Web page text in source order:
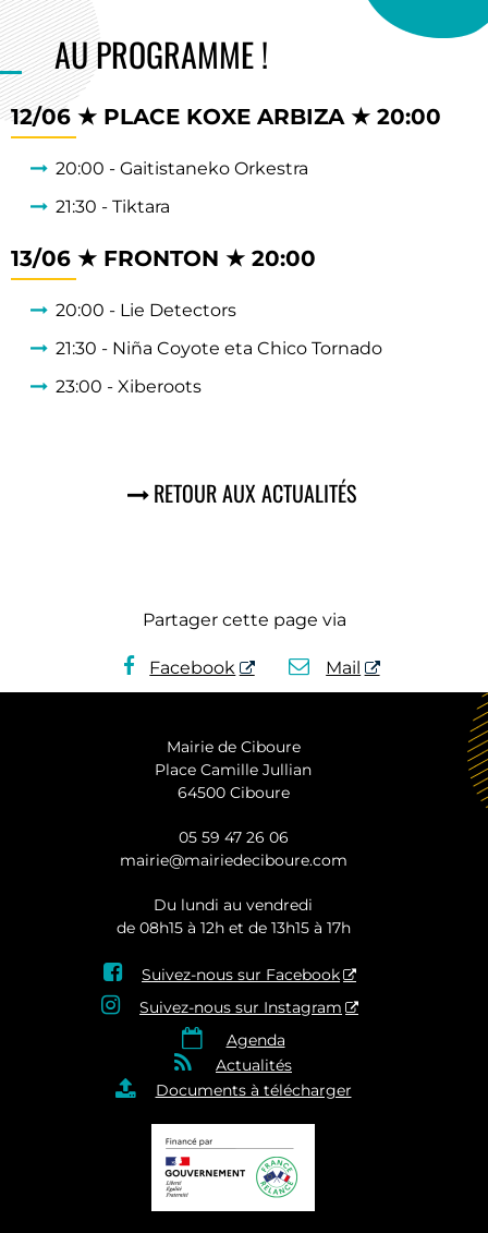
AU PROGRAMME !
12/06 ★ PLACE KOXE ARBIZA ★ 20:00
20:00 - Gaitistaneko Orkestra
21:30 - Tiktara
13/06 ★ FRONTON ★ 20:00
20:00 - Lie Detectors
21:30 - Niña Coyote eta Chico Tornado
23:00 - Xiberoots
RETOUR AUX ACTUALITÉS
Partager cette page via
Facebook Mail
Mairie de Ciboure
Place Camille Jullian
64500 Ciboure
05 59 47 26 06
mairie@mairiedeciboure.com
Du lundi au vendredi
de 08h15 à 12h et de 13h15 à 17h
 Suivez-nous sur Facebook
 Suivez-nous sur Instagram
 Agenda
 Actualités
 Documents à télécharger